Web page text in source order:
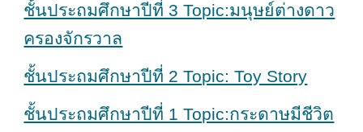
ชั้นประถมศึกษาปีที่ 3 Topic:มนุษย์ต่างดาว
ครองจักรวาล
ชั้นประถมศึกษาปีที่ 2 Topic: Toy Story
ชั้นประถมศึกษาปีที่ 1 Topic:กระดาษมีชีวิต